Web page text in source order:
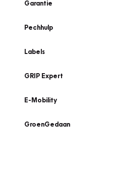
Garantie
Pechhulp
Labels
GRIP Expert
E-Mobility
GroenGedaan